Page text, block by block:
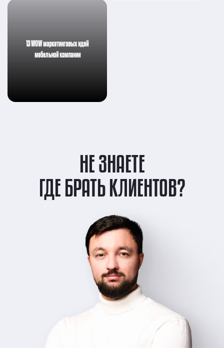
13 WOW маркетинговых идей
мебельной компании
ГДЕ БРАТЬ КЛИЕНТОВ?
НЕ ЗНАЕТЕ